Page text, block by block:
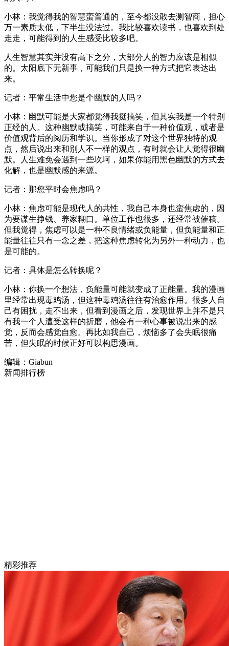
小林：我觉得我的智慧蛮普通的，至今都没敢去测智商，担心
万一素质太低，下半生没法过。我比较喜欢读书，也喜欢到处
走走，可能得到的人生感受比较多吧。
人生智慧其实并没有高下之分，大部分人的智力应该是相似
的。太阳底下无新事，可能我们只是换一种方式把它表达出
来。
记者：平常生活中您是个幽默的人吗？
小林：幽默可能是大家都觉得我挺搞笑，但其实我是一个特别
正经的人。这种幽默或搞笑，可能来自于一种价值观，或者是
价值观背后的阅历和学识。当你形成了对这个世界独特的观
点，然后说出来和别人不一样的观点，有时就会让人觉得很幽
默。人生难免会遇到一些坎坷，如果你能用黑色幽默的方式去
化解，也是幽默感的来源。
记者：那您平时会焦虑吗？
小林：焦虑可能是现代人的共性，我自己本身也蛮焦虑的，因
为要谋生挣钱、养家糊口。单位工作也很多，还经常被催稿。
但我觉得，焦虑可以是一种不良情绪或负能量，但负能量和正
能量往往只有一念之差，把这种焦虑转化为另外一种动力，也
是可能的。
记者：具体是怎么转换呢？
小林：你换一个想法，负能量可能就变成了正能量。我的漫画
里经常出现毒鸡汤，但这种毒鸡汤往往有治愈作用。很多人自
己有困扰，走不出来，但看到漫画之后，发现世界上并不是只
有我一个人遭受这样的折磨，他会有一种心事被说出来的感
觉，反而会感觉自愈。再比如我自己，烦恼多了会失眠很痛
苦，但失眠的时候正好可以构思漫画。
编辑：Giabun
新闻排行榜
精彩推荐